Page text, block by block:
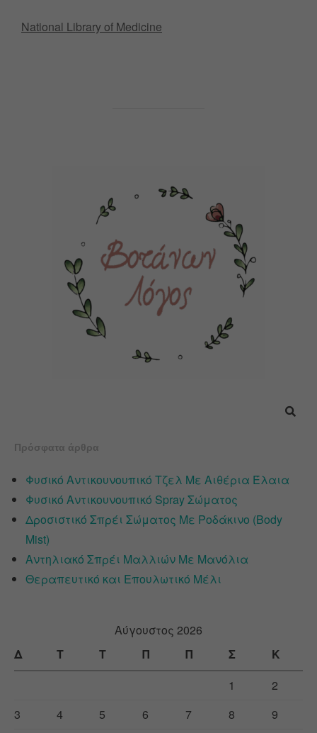
National Library of Medicine
Πρόσφατα άρθρα
Φυσικό Αντικουνουπικό Τζελ Με Αιθέρια Έλαια
Φυσικό Αντικουνουπικό Spray Σώματος
Δροσιστικό Σπρέι Σώματος Με Ροδάκινο (Body
Mist)
Αντηλιακό Σπρέι Μαλλιών Με Μανόλια
Θεραπευτικό και Επουλωτικό Μέλι
Αύγουστος 2026
Δ
Τ Τ Π Π Σ
Κ
1
2
3
4 5 6 7 8 9